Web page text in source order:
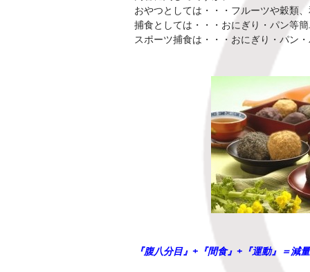
おやつとしては・・・フルーツや穀類
捕食としては・・・おにぎり・パン等
スポーツ捕食は・・・おにぎり・パン
『腹八分目』+『間食』+『運動』＝減